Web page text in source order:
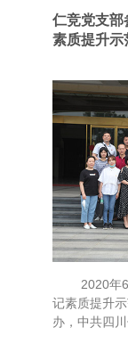
仁竞党支部
素质提升示
2020年6月
记素质提升
办，中共四